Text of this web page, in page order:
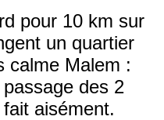
pour 10 km sur
un quartier
calme Malem :
des 2
aisément.